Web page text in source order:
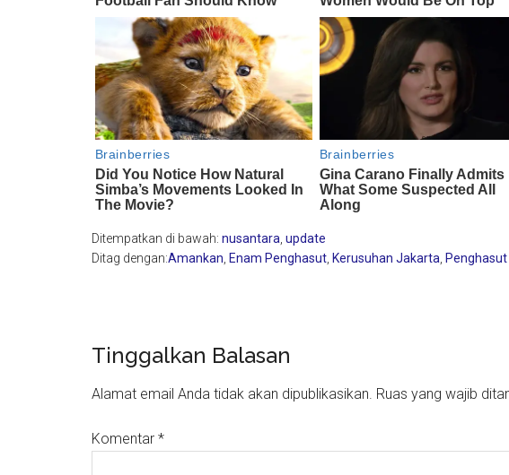
Ditempatkan di bawah: nusantara update
Ditag dengan:Amankan Enam Penghasut Kerusuhan Jakarta
Reader
Interactions
Tinggalkan Balasan
Alamat email Anda tidak akan dipublikasikan. Ruas yang wajib
Komentar *